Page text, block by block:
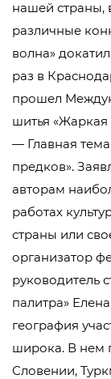
нашей страны,
различные
волна»
раз в
прошел
шитья «Жаркая
— Главная
предков».
авторам
работах
страны или
организатор
руководитель
палитра»
география
широка. В нем
Словении,